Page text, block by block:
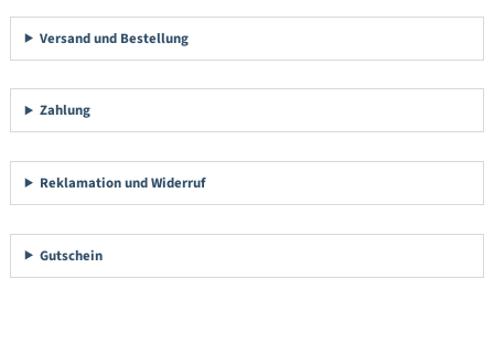
Versand und Bestellung
Zahlung
Reklamation und Widerruf
Gutschein